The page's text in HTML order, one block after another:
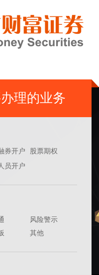
理的业务
券开户
股票期权
员开户
风险警示
其他